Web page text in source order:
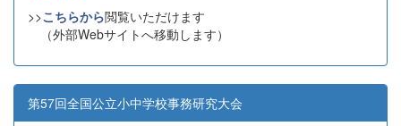
>>こちらから閲覧いただけます
（外部Webサイトへ移動します）
第57回全国公立小中学校事務研究大会